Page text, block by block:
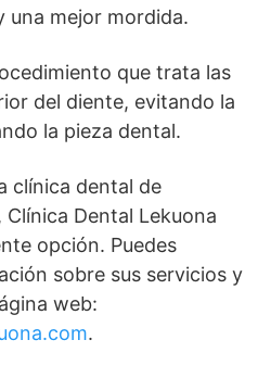
una mejor mordida.
que trata las
del diente, evitando la
la pieza dental.
clínica dental de
Dental Lekuona
opción. Puedes
sobre sus servicios y
web:
.